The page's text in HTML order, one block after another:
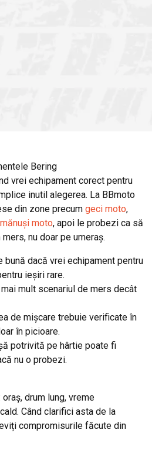
Bering
vrei echipament corect pentru
inutil alegerea. La BBmoto
din zone precum geci moto,
mănuși moto, apoi le probezi ca să
nu doar pe umeraș.
bună dacă vrei echipament pentru
ieșiri rare.
mult scenariul de mers decât
de mișcare trebuie verificate în
în picioare.
potrivită pe hârtie poate fi
nu o probezi.
drum lung, vreme
Când clarifici asta de la
compromisurile făcute din